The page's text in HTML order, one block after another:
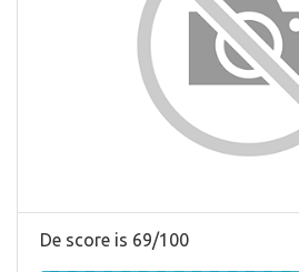
De score is 69/100